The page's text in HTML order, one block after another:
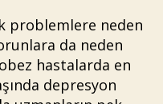
problemlere neden
da neden
hastalarda en
depresyon